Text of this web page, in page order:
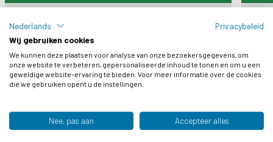
Reisduur :
7 dagen
Comfort :
Periode:
aprmei jun jul augsep
VIEW TRIP
Nederlands
Privacybeleid
Wij gebruiken cookies
We kunnen deze plaatsen voor analyse van onze bezoekersgegevens, om
onze website te verbeteren, gepersonaliseerde inhoud te tonen en om u een
geweldige website-ervaring te bieden. Voor meer informatie over de cookies
die we gebruiken opent u de instellingen.
Nee, pas aan Accepteer alles